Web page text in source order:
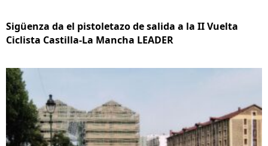
Sigüenza da el pistoletazo de salida a la II Vuelta
Ciclista Castilla-La Mancha LEADER